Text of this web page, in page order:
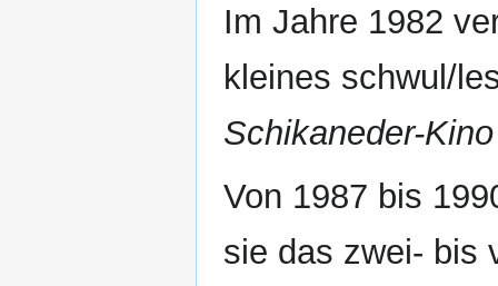
Im Jahre 1982
kleines schwul/
Schikaneder-Kino
Von 1987 bis
sie das zwei- bis